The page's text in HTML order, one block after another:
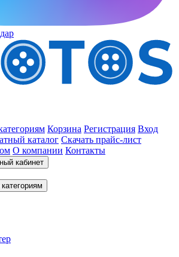
Корзина Регистрация Вход
каталог Скачать прайс-лист
О компании Контакты
кабинет
категориям